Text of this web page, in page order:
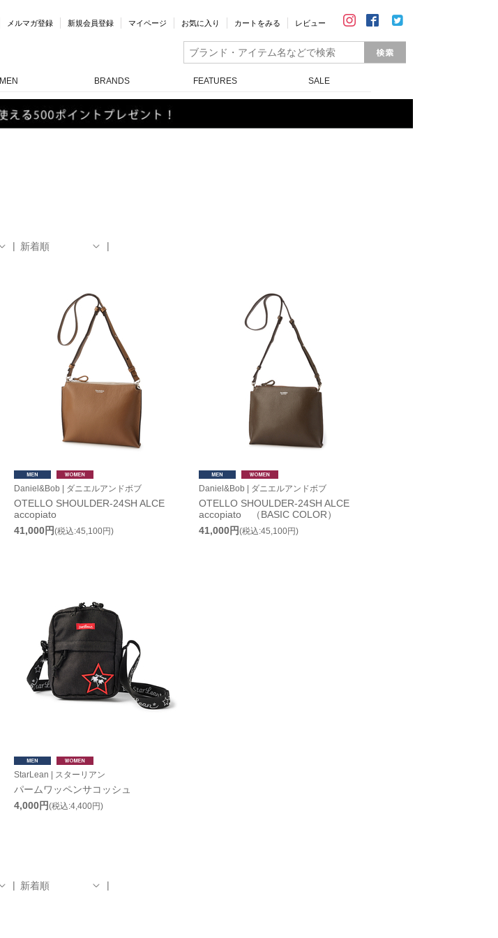
メルマガ登録 新規会員登録 マイページ お気に入り カートをみる レビュー
MEN BRANDS FEATURES SALE
新着順
Daniel&Bob | ダニエルアンドボブ
OTELLO SHOULDER-24SH ALCE
accopiato
41,000円(税込:45,100円)
Daniel&Bob | ダニエルアンドボブ
OTELLO SHOULDER-24SH ALCE
accopiato （BASIC COLOR）
41,000円(税込:45,100円)
StarLean | スターリアン
パームワッペンサコッシュ
4,000円(税込:4,400円)
新着順